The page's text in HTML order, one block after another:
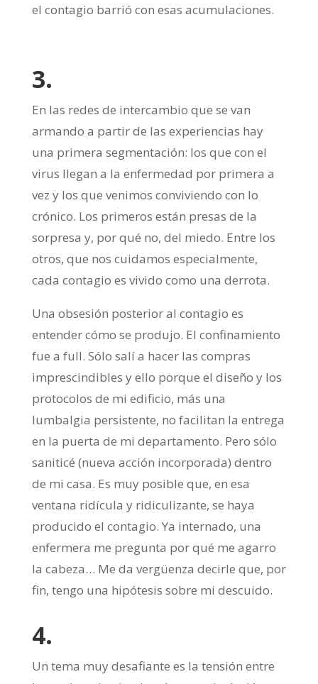
el contagio barrió con esas acumulaciones.
3.
En las redes de intercambio que se van
armando a partir de las experiencias hay
una primera segmentación: los que con el
virus llegan a la enfermedad por primera a
vez y los que venimos conviviendo con lo
crónico. Los primeros están presas de la
sorpresa y, por qué no, del miedo. Entre los
otros, que nos cuidamos especialmente,
cada contagio es vivido como una derrota.
Una obsesión posterior al contagio es
entender cómo se produjo. El confinamiento
fue a full. Sólo salí a hacer las compras
imprescindibles y ello porque el diseño y los
protocolos de mi edificio, más una
lumbalgia persistente, no facilitan la entrega
en la puerta de mi departamento. Pero sólo
saniticé (nueva acción incorporada) dentro
de mi casa. Es muy posible que, en esa
ventana ridícula y ridiculizante, se haya
producido el contagio. Ya internado, una
enfermera me pregunta por qué me agarro
la cabeza… Me da vergüenza decirle que, por
fin, tengo una hipótesis sobre mi descuido.
4.
Un tema muy desafiante es la tensión entre